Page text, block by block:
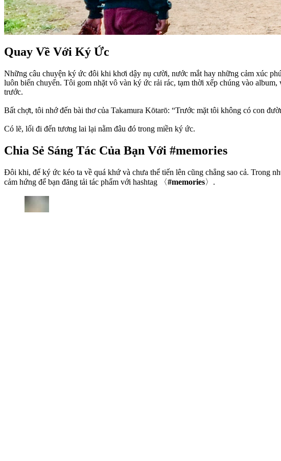
Quay Về Với Ký Ức
Những câu chuyện ký ức đôi khi khơi dậy nụ cười, nước mắt hay những cảm xúc
luôn biến chuyển. Tôi gom nhặt vô vàn ký ức rải rác, tạm thời xếp chúng vào
trước.
Bất chợt, tôi nhớ đến bài thơ của Takamura Kōtarō: “Trước mặt tôi không có con
Có lẽ, lối đi đến tương lai lại nằm đâu đó trong miền ký ức.
Chia Sẻ Sáng Tác Của Bạn Với #memories
Đôi khi, để ký ức kéo ta về quá khứ và chưa thể tiến lên cũng chẳng sao cả. Trong
cảm hứng để bạn đăng tải tác phẩm với hashtag 〈#memories〉.